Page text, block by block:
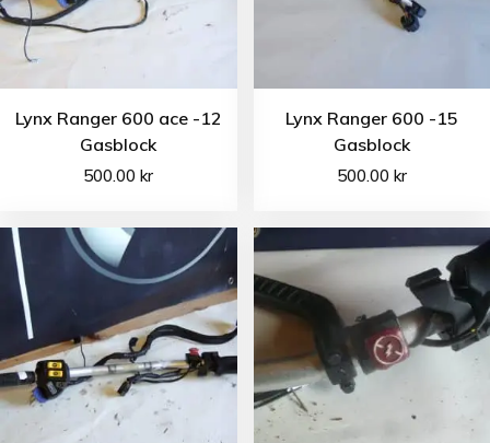
Lynx Ranger 600 ace -12
Gasblock
500.00kr
Lynx Ranger 600 -15
Gasblock
500.00 kr